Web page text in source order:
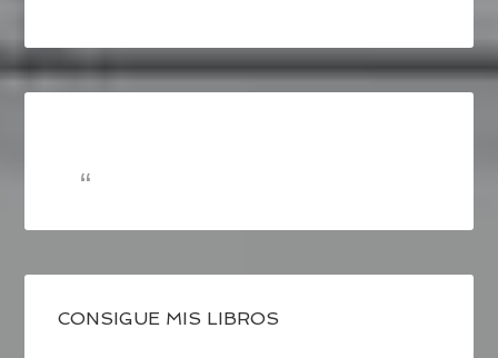
CONSIGUE MIS LIBROS